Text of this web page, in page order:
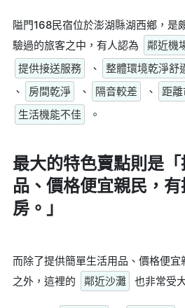
隘門168民宿位於澎湖縣湖西鄉，是
驗過的旅客之中，有人認為
鄰近機
提供接送服務
、 整體環境乾淨舒
、
房間乾淨 、 隔音較差 、 距
生活機能不佳
。
最大的特色賣點則是「
品、價格便宜親民，
房。」
而除了提供簡單生活用品、價格便宜
之外，這裡的
鄰近沙灘 也非常受